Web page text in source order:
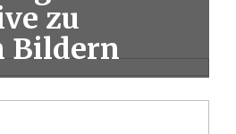
zu
Bildern